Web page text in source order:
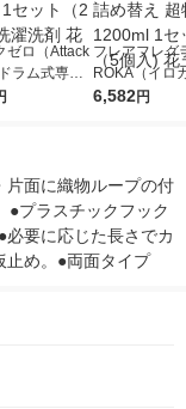
ゼロ（Attack
ラム式専用
メガジャン
フレアフレグ
ROKA（イロ
イキッドリリ
6,582円
片面に織物ループの付
●プラスチックフック
要に応じた長さでカ
止め。●両面タイプ